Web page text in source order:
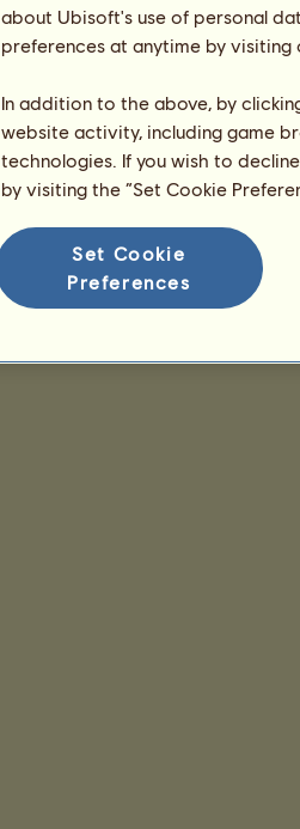
about Ubisoft's use of personal
preferences at anytime by
In addition to the above, by
website activity, including game
technologies. If you wish to
by visiting the “Set Cookie
Set Cookie
Preferences